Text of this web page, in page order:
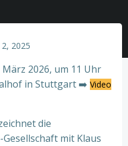
2025
2026, um 11 Uhr
in Stuttgart ➡️ Video
die
mit Klaus